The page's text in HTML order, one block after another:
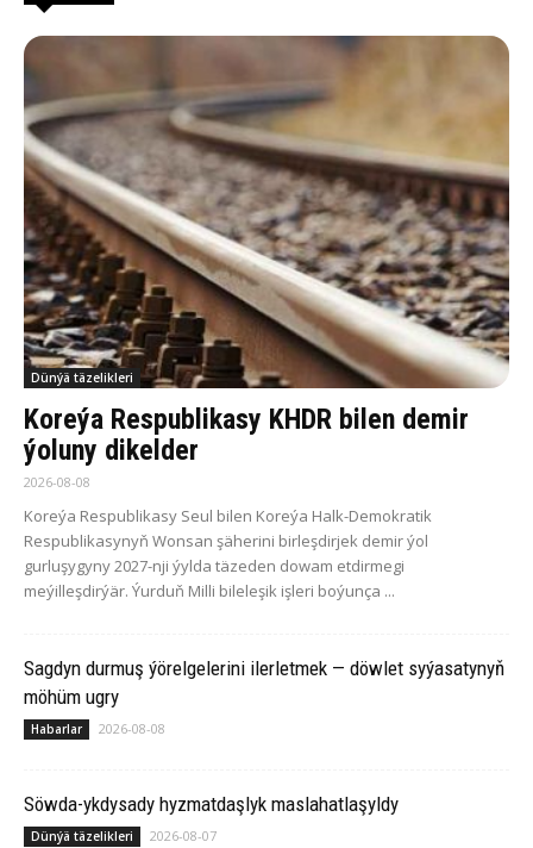
Dünýä täzelikleri
Koreýa Respublikasy KHDR bilen demir
ýoluny dikelder
2026-08-08
Koreýa Respublikasy Seul bilen Koreýa Halk-Demokratik
Respublikasynyň Wonsan şäherini birleşdirjek demir ýol
gurluşygyny 2027-nji ýylda täzeden dowam etdirmegi
meýilleşdirýär. Ýurduň Milli bileleşik işleri boýunça ...
Sagdyn durmuş ýörelgelerini ilerletmek — döwlet syýasatynyň
möhüm ugry
Habarlar 2026-08-08
Söwda-ykdysady hyzmatdaşlyk maslahatlaşyldy
Dünýä täzelikleri 2026-08-07